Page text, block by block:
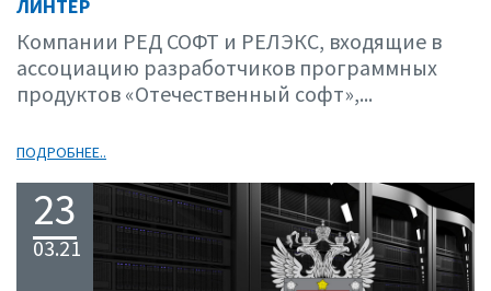
ЛИНТЕР
Компании РЕД СОФТ и РЕЛЭКС, входящие в
ассоциацию разработчиков программных
продуктов «Отечественный софт»,...
ПОДРОБНЕЕ..
23
03.21